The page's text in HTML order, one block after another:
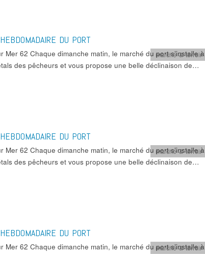
DU PORT
marché & terroir
Mer 62 Chaque dimanche matin, le marché du port s’installe à
des pêcheurs et vous propose une belle déclinaison de…
DU PORT
marché & terroir
Mer 62 Chaque dimanche matin, le marché du port s’installe à
des pêcheurs et vous propose une belle déclinaison de…
DU PORT
marché & terroir
Mer 62 Chaque dimanche matin, le marché du port s’installe à